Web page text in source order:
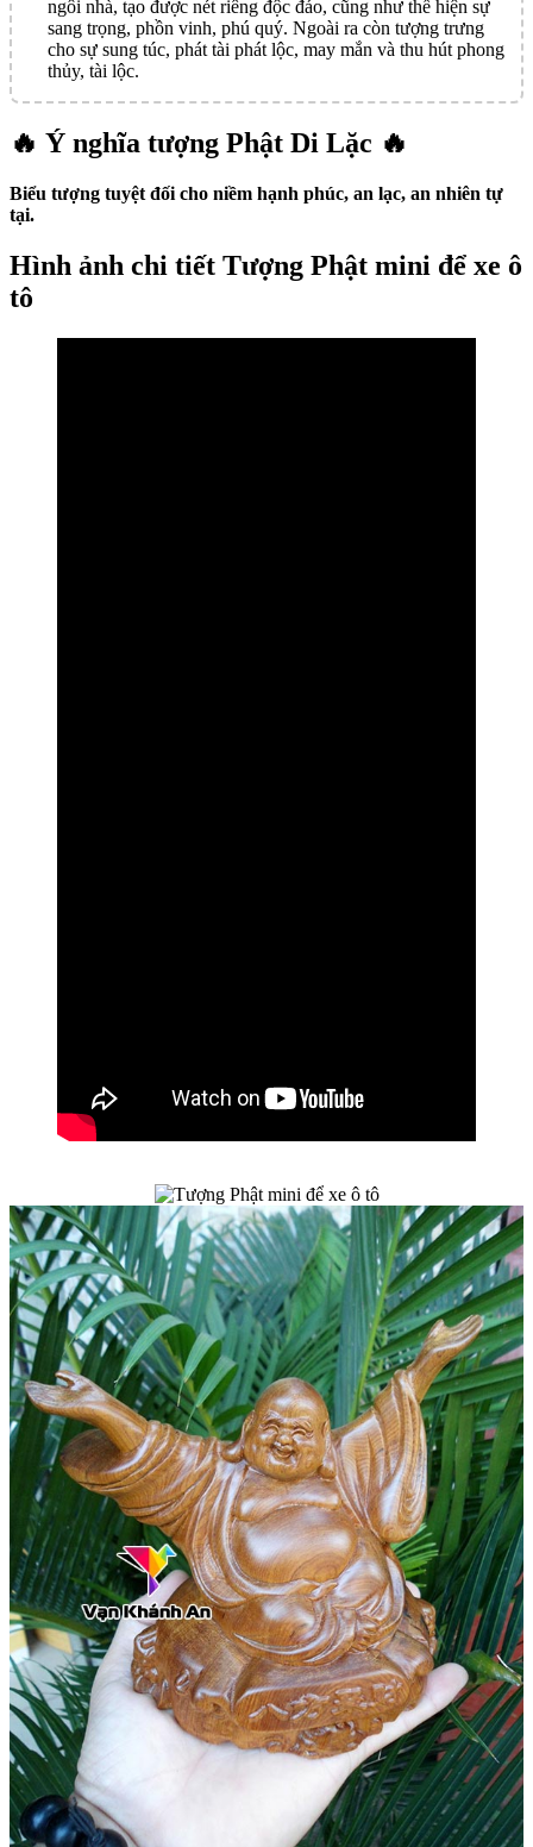
ngôi nhà, tạo được nét riêng độc đáo, cũng như thể hiện sự
sang trọng, phồn vinh, phú quý. Ngoài ra còn tượng trưng
cho sự sung túc, phát tài phát lộc, may mắn và thu hút phong
thủy, tài lộc.
🔥 Ý nghĩa tượng Phật Di Lặc 🔥
Biểu tượng tuyệt đối cho niềm hạnh phúc, an lạc, an nhiên tự
tại.
Hình ảnh chi tiết Tượng Phật mini để xe ô
tô